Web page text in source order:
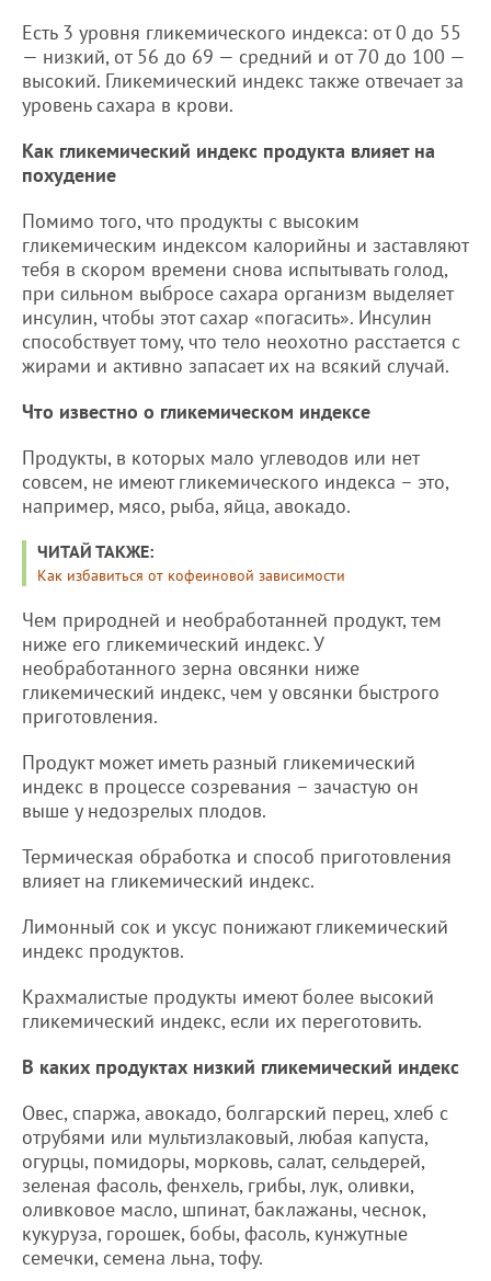
Есть 3 уровня гликемического индекса: от 0 до 55
— низкий, от 56 до 69 — средний и от 70 до 100 —
высокий. Гликемический индекс также отвечает за
уровень сахара в крови.
Как гликемический индекс продукта влияет на
похудение
Помимо того, что продукты с высоким
гликемическим индексом калорийны и заставляют
тебя в скором времени снова испытывать голод,
при сильном выбросе сахара организм выделяет
инсулин, чтобы этот сахар «погасить». Инсулин
способствует тому, что тело неохотно расстается с
жирами и активно запасает их на всякий случай.
Что известно о гликемическом индексе
Продукты, в которых мало углеводов или нет
совсем, не имеют гликемического индекса – это,
например, мясо, рыба, яйца, авокадо.
ЧИТАЙ ТАКЖЕ:
Как избавиться от кофеиновой зависимости
Чем природней и необработанней продукт, тем
ниже его гликемический индекс. У
необработанного зерна овсянки ниже
гликемический индекс, чем у овсянки быстрого
приготовления.
Продукт может иметь разный гликемический
индекс в процессе созревания – зачастую он
выше у недозрелых плодов.
Термическая обработка и способ приготовления
влияет на гликемический индекс.
Лимонный сок и уксус понижают гликемический
индекс продуктов.
Крахмалистые продукты имеют более высокий
гликемический индекс, если их переготовить.
В каких продуктах низкий гликемический индекс
Овес, спаржа, авокадо, болгарский перец, хлеб с
отрубями или мультизлаковый, любая капуста,
огурцы, помидоры, морковь, салат, сельдерей,
зеленая фасоль, фенхель, грибы, лук, оливки,
оливковое масло, шпинат, баклажаны, чеснок,
кукуруза, горошек, бобы, фасоль, кунжутные
семечки, семена льна, тофу.